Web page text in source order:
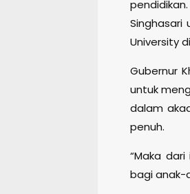
Singhasari
University
Gubernur
untuk
dalam
penuh.
“Maka
bagi anak-